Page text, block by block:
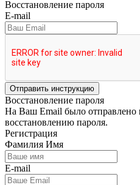
Восстановление пароля
E-mail
Отправить инструкцию
Восстановление пароля
На Ваш Email было отправлено
восстановлению пароля.
Регистрация
Фамилия Имя
E-mail